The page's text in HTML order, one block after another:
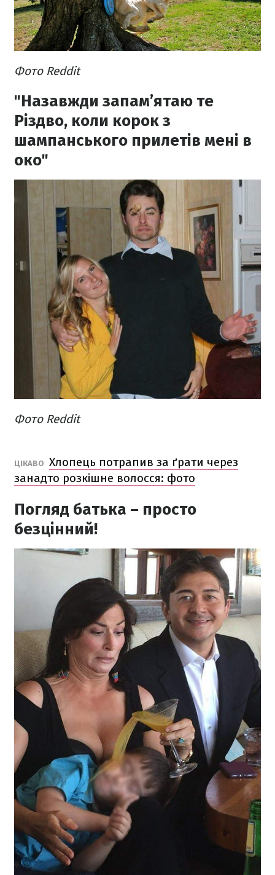
Фото Reddit
"Назавжди запам’ятаю те
Різдво, коли корок з
шампанського прилетів мені в
око"
Фото Reddit
ЦІКАВО Хлопець потрапив за ґрати через
занадто розкішне волосся: фото
Погляд батька – просто
безцінний!